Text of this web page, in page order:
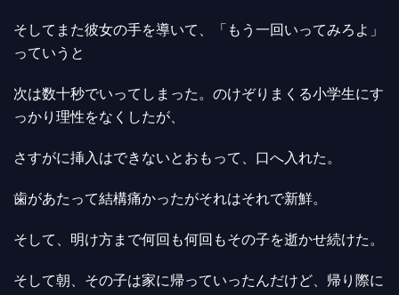
そしてまた彼女の手を導いて、「もう一回いってみろよ」
っていうと
次は数十秒でいってしまった。のけぞりまくる小学生にす
っかり理性をなくしたが、
さすがに挿入はできないとおもって、口へ入れた。
歯があたって結構痛かったがそれはそれで新鮮。
そして、明け方まで何回も何回もその子を逝かせ続けた。
そして朝、その子は家に帰っていったんだけど、帰り際に